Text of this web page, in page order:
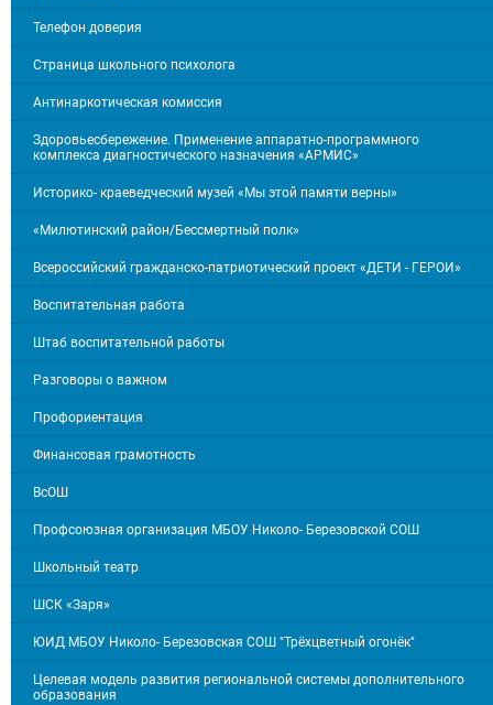
Телефон доверия
Страница школьного психолога
Антинаркотическая комиссия
Здоровьесбережение. Применение аппаратно-программного
комплекса диагностического назначения «АРМИС»
Историко- краеведческий музей «Мы этой памяти верны»
«Милютинский район/Бессмертный полк»
Всероссийский гражданско-патриотический проект «ДЕТИ - ГЕРОИ»
Воспитательная работа
Штаб воспитательной работы
Разговоры о важном
Профориентация
Финансовая грамотность
ВсОШ
Профсоюзная организация МБОУ Николо- Березовской СОШ
Школьный театр
ШСК «Заря»
ЮИД МБОУ Николо- Березовская СОШ "Трёхцветный огонёк"
Целевая модель развития региональной системы дополнительного
образования